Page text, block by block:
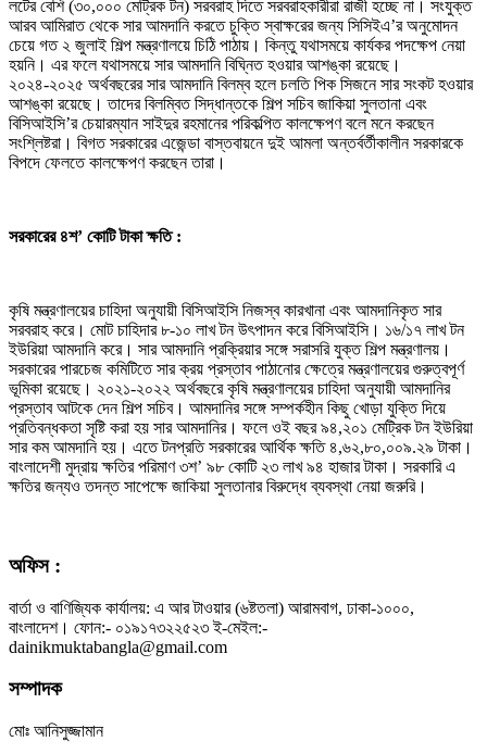
লটের বেশি (৩০,০০০ মেট্রিক টন) সরবরাহ দিতে সরবরাহকারীরা রাজী হচ্ছে না। সংযুক্ত
আরব আমিরাত থেকে সার আমদানি করতে চুক্তি স্বাক্ষরের জন্য সিসিইএ’র অনুমোদন
চেয়ে গত ২ জুলাই শিল্প মন্ত্রণালয়ে চিঠি পাঠায়। কিন্তু যথাসময়ে কার্যকর পদক্ষেপ নেয়া
হয়নি। এর ফলে যথাসময়ে সার আমদানি বিঘ্নিত হওয়ার আশঙ্কা রয়েছে।
২০২৪-২০২৫ অর্থবছরের সার আমদানি বিলম্ব হলে চলতি পিক সিজনে সার সংকট হওয়ার
আশঙ্কা রয়েছে। তাদের বিলম্বিত সিদ্ধান্তকে শিল্প সচিব জাকিয়া সুলতানা এবং
বিসিআইসি’র চেয়ারম্যান সাইদুর রহমানের পরিকল্পিত কালক্ষেপণ বলে মনে করছেন
সংশ্লিষ্টরা। বিগত সরকারের এজেন্ডা বাস্তবায়নে দুই আমলা অন্তর্বর্তীকালীন সরকারকে
বিপদে ফেলতে কালক্ষেপণ করছেন তারা।
সরকারের ৪শ’ কোটি টাকা ক্ষতি :
কৃষি মন্ত্রণালয়ের চাহিদা অনুযায়ী বিসিআইসি নিজস্ব কারখানা এবং আমদানিকৃত সার
সরবরাহ করে। মোট চাহিদার ৮-১০ লাখ টন উৎপাদন করে বিসিআইসি। ১৬/১৭ লাখ টন
ইউরিয়া আমদানি করে। সার আমদানি প্রক্রিয়ার সঙ্গে সরাসরি যুক্ত শিল্প মন্ত্রণালয়।
সরকারের পারচেজ কমিটিতে সার ক্রয় প্রস্তাব পাঠানোর ক্ষেত্রে মন্ত্রণালয়ের গুরুত্বপূর্ণ
ভূমিকা রয়েছে। ২০২১-২০২২ অর্থবছরে কৃষি মন্ত্রণালয়ের চাহিদা অনুযায়ী আমদানির
প্রস্তাব আটকে দেন শিল্প সচিব। আমদানির সঙ্গে সম্পর্কহীন কিছু খোড়া যুক্তি দিয়ে
প্রতিবন্ধকতা সৃষ্টি করা হয় সার আমদানির। ফলে ওই বছর ৯৪,২০১ মেট্রিক টন ইউরিয়া
সার কম আমদানি হয়। এতে টনপ্রতি সরকারের আর্থিক ক্ষতি ৪,৬২,৮০,০০৯.২৯ টাকা।
বাংলাদেশী মুদ্রায় ক্ষতির পরিমাণ ৩শ’ ৯৮ কোটি ২৩ লাখ ৯৪ হাজার টাকা। সরকারি এ
ক্ষতির জন্যও তদন্ত সাপেক্ষে জাকিয়া সুলতানার বিরুদ্ধে ব্যবস্থা নেয়া জরুরি।
অফিস :
বার্তা ও বাণিজ্যিক কার্যালয়: এ আর টাওয়ার (৬ষ্টতলা) আরামবাগ, ঢাকা-১০০০,
বাংলাদেশ। ফোন:- ০১৯১৭৩২২৫২৩ ই-মেইল:-
dainikmuktabangla@gmail.com
সম্পাদক
মোঃ আনিসুজ্জামান